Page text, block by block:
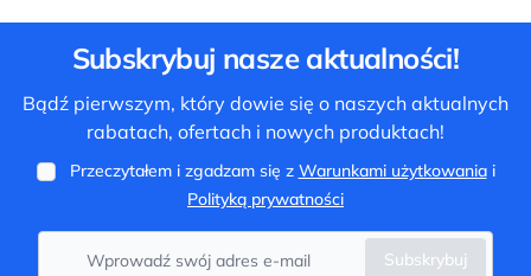
Subskrybuj nasze aktualności!
Bądź pierwszym, który dowie się o naszych aktualnych
rabatach, ofertach i nowych produktach!
Przeczytałem i zgadzam się z Warunkami użytkowaniai
Polityką prywatności
Subskrybuj